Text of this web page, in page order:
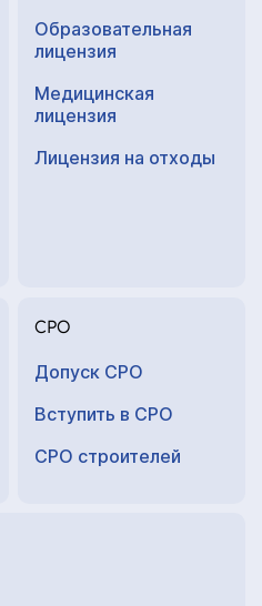
Образовательная
лицензия
Медицинская
лицензия
Лицензия на отходы
СРО
Допуск СРО
Вступить в СРО
СРО строителей